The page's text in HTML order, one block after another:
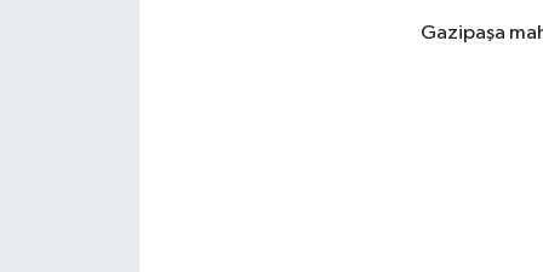
Gazipaşa